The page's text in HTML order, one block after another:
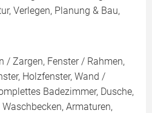
Verlegen, Planung & Bau,
/ Zargen, Fenster / Rahmen,
Holzfenster, Wand /
Badezimmer, Dusche,
Armaturen,